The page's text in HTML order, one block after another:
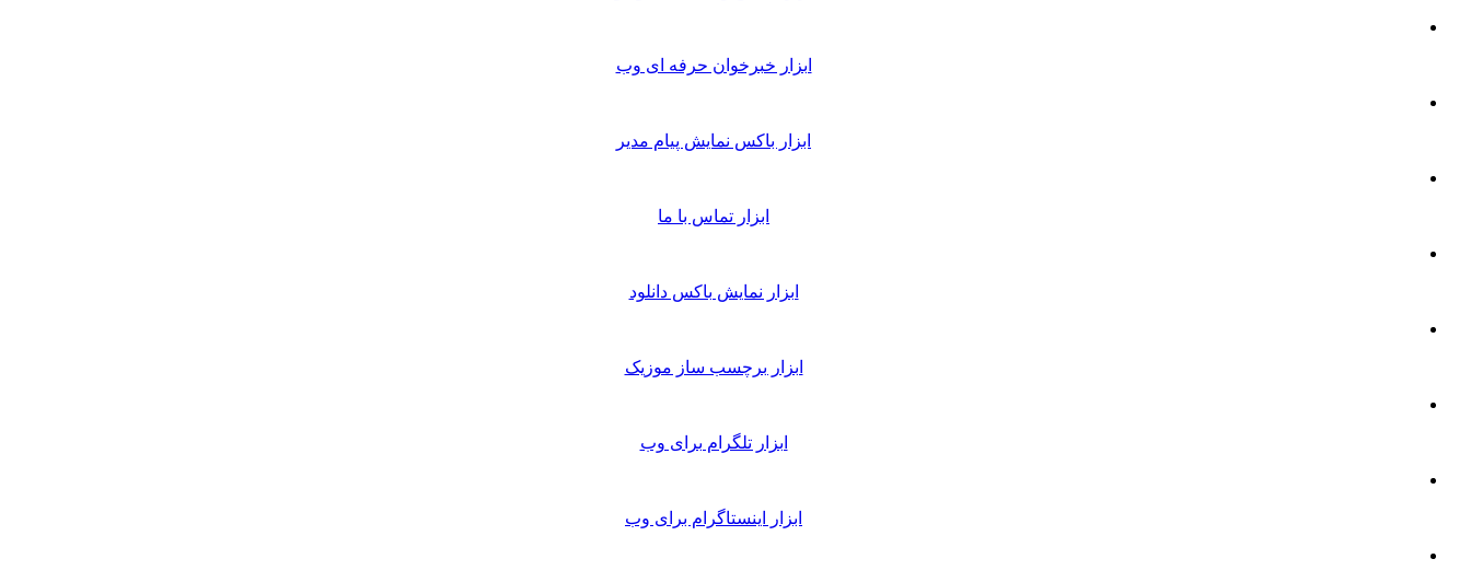
ابزار خبرخوان حرفه ای وب
ابزار باکس نمایش پیام مدیر
ابزار تماس با ما
ابزار نمایش باکس دانلود
ابزار برچسب ساز موزیک
ابزار تلگرام برای وب
ابزار اینستاگرام برای وب